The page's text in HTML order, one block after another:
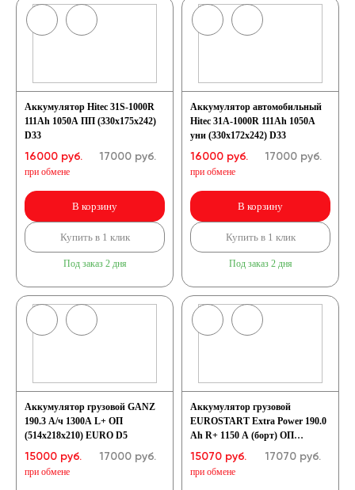
Аккумулятор Hitec 31S-1000R
111Ah 1050A ПП (330х175х242)
D33
16000 руб.
при обмене
17000руб.
В корзину
Купить в 1 клик
Под заказ 2 дня
Аккумулятор автомобильный
Hitec 31A-1000R 111Ah 1050A
уни (330х172х242) D33
16000 руб.
при обмене
17000руб.
В корзину
Купить в 1 клик
Под заказ 2 дня
Аккумулятор грузовой GANZ
190.3 А/ч 1300А L+ ОП
(514x218x210) EURO D5
15000 руб.
при обмене
17000руб.
Аккумулятор грузовой
EUROSTART Extra Power 190.0
Ah R+ 1150 A (борт) ОП
(513x223x223) D5
15070 руб.
при обмене
17070руб.